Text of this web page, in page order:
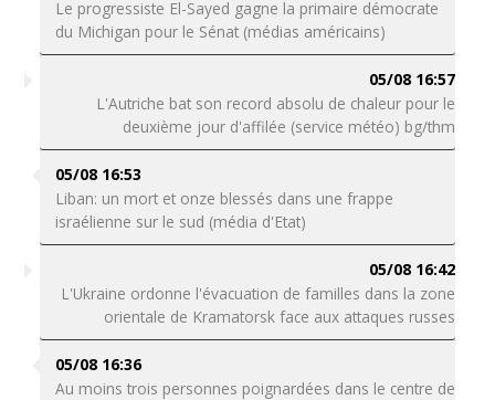
Le progressiste El-Sayed gagne la primaire démocrate
du Michigan pour le Sénat (médias américains)
05/08 16:57
L'Autriche bat son record absolu de chaleur pour le
deuxième jour d'affilée (service météo) bg/thm
05/08 16:53
Liban: un mort et onze blessés dans une frappe
israélienne sur le sud (média d'Etat)
05/08 16:42
L'Ukraine ordonne l'évacuation de familles dans la zone
orientale de Kramatorsk face aux attaques russes
05/08 16:36
Au moins trois personnes poignardées dans le centre de